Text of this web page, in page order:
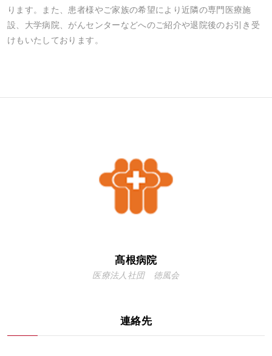
ります。また、患者様やご家族の希望により近隣の専門医療施
設、大学病院、がんセンターなどへのご紹介や退院後のお引き受
けもいたしております。
髙根病院
医療法人社団 徳風会
連絡先